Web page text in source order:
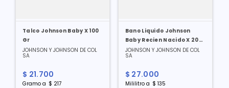
Talco Johnson Baby X 100
Gr
JOHNSON Y JOHNSON DE COL
SA
$ 21.700
Gramo a $ 217
Bano Liquido Johnson
Baby Recien Nacido X 200
Ml
JOHNSON Y JOHNSON DE COL
SA
$ 27.000
Mililitroa $ 135